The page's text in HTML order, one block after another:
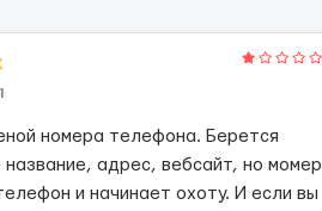
номера телефона. Берется
адрес, вебсайт, но момер
и начинает охоту. И если вы